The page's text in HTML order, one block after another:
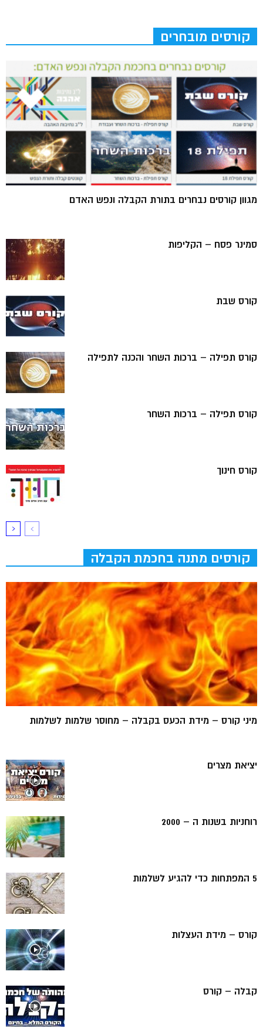
קורסים מובחרים
מגוון קורסים נבחרים בתורת הקבלה ונפש האדם
סמינר פסח – הקליפות
קורס שבת
קורס תפילה – ברכות השחר והכנה לתפילה
קורס תפילה – ברכות השחר
קורס חינוך
קורסים מתנה בחכמת הקבלה
מיני קורס – מידת הכעס בקבלה – מחוסר שלמות לשלמות
יציאת מצרים
רוחניות בשנות ה – 2000
5 המפתחות כדי להגיע לשלמות
קורס – מידת העצלות
קבלה – קורס